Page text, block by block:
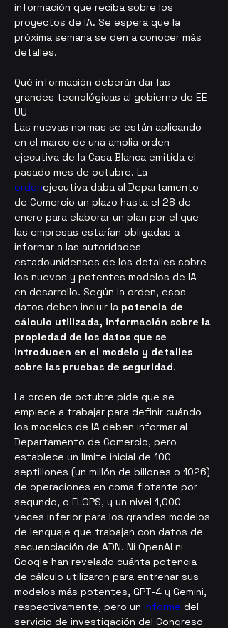
información que reciba sobre los
proyectos de IA. Se espera que la
próxima semana se den a conocer más
detalles.
Qué información deberán dar las
grandes tecnológicas al gobierno de EE
UU
Las nuevas normas se están aplicando
en el marco de una amplia orden
ejecutiva de la Casa Blanca emitida el
pasado mes de octubre. La
ordenejecutiva daba al Departamento
de Comercio un plazo hasta el 28 de
enero para elaborar un plan por el que
las empresas estarían obligadas a
informar a las autoridades
estadounidenses de los detalles sobre
los nuevos y potentes modelos de IA
en desarrollo. Según la orden, esos
datos deben incluir la potencia de
cálculo utilizada, información sobre la
propiedad de los datos que se
introducen en el modelo y detalles
sobre las pruebas de seguridad.
La orden de octubre pide que se
empiece a trabajar para definir cuándo
los modelos de IA deben informar al
Departamento de Comercio, pero
establece un límite inicial de 100
septillones (un millón de billones o 1026)
de operaciones en coma flotante por
segundo, o FLOPS, y un nivel 1,000
veces inferior para los grandes modelos
de lenguaje que trabajan con datos de
secuenciación de ADN. Ni OpenAI ni
Google han revelado cuánta potencia
de cálculo utilizaron para entrenar sus
modelos más potentes, GPT-4 y Gemini,
respectivamente, pero un informe del
servicio de investigación del Congreso